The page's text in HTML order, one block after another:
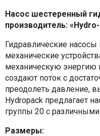
Насос шестеренный
производитель:
Гидравлические
механические
механическую энергию
создают поток с
преодолеть давление,
Hydropack предлагает
группы 20 с различными
Размеры: